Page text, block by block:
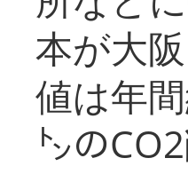
本が大
値は年
㌧の